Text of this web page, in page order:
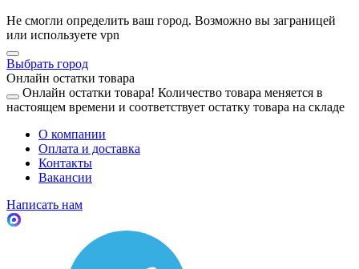
Не смогли определить ваш город. Возможно вы заграницей
или используете vpn
Выбрать город
Онлайн остатки товара
Онлайн остатки товара! Количество товара меняется в
настоящем времени и соответствует остатку товара на складе
О компании
Оплата и доставка
Контакты
Вакансии
Написать нам